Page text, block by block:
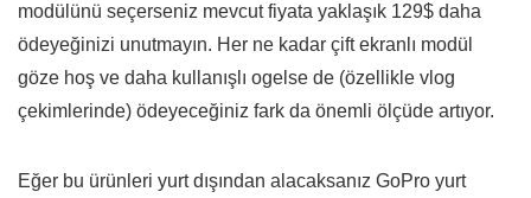
modülünü seçerseniz mevcut fiyata yaklaşık 129$ daha
ödeyeğinizi unutmayın. Her ne kadar çift ekranlı modül
göze hoş ve daha kullanışlı ogelse de (özellikle vlog
çekimlerinde) ödeyeceğiniz fark da önemli ölçüde artıyor.
Eğer bu ürünleri yurt dışından alacaksanız GoPro yurt